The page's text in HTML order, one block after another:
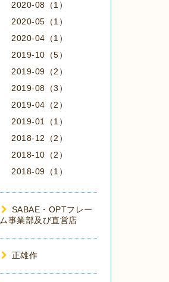
2020-08（1）
2020-05（1）
2020-04（1）
2019-10（5）
2019-09（2）
2019-08（3）
2019-04（2）
2019-01（1）
2018-12（2）
2018-10（2）
2018-09（1）
SABAE・OPTフレー
ム事業部及び直営店
正雄作